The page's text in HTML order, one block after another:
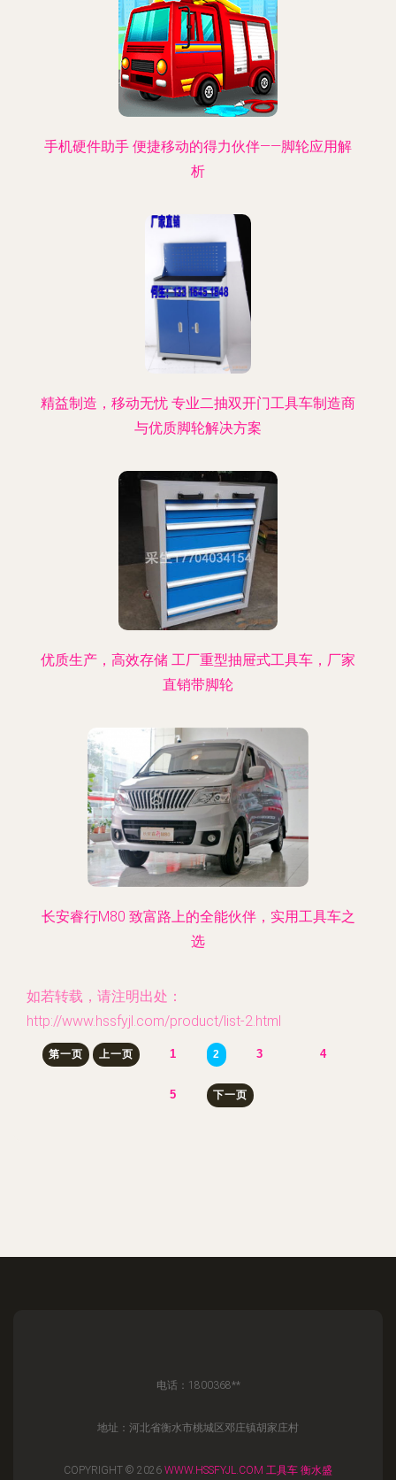
手机硬件助手 便捷移动的得力伙伴——脚轮应用解
析
精益制造，移动无忧 专业二抽双开门工具车制造商
与优质脚轮解决方案
优质生产，高效存储 工厂重型抽屉式工具车，厂家
直销带脚轮
长安睿行M80 致富路上的全能伙伴，实用工具车之
选
如若转载，请注明出处：
http://www.hssfyjl.com/product/list-2.html
第一页 上一页 1 2 3 4
5 下一页
电话：1800368**
地址：河北省衡水市桃城区邓庄镇胡家庄村
COPYRIGHT © 2026 WWW.HSSFYJL.COM 工具车 衡水盛